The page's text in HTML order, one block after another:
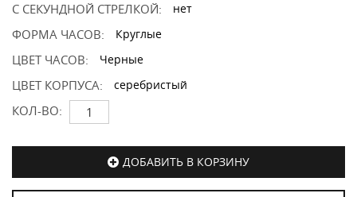
С СЕКУНДНОЙ СТРЕЛКОЙ: нет
ФОРМА ЧАСОВ: Круглые
ЦВЕТ ЧАСОВ: Черные
ЦВЕТ КОРПУСА: серебристый
КОЛ-ВО:
ДОБАВИТЬ В КОРЗИНУ